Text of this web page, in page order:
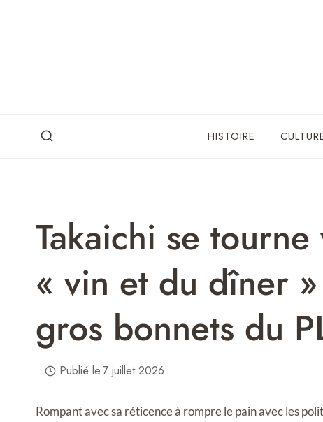
HISTOIRE
Takaichi se
« vin et du dîner
gros bonnets du
Publié le7 juillet 2026
Rompant avec sa réticence à rompre le pain avec les